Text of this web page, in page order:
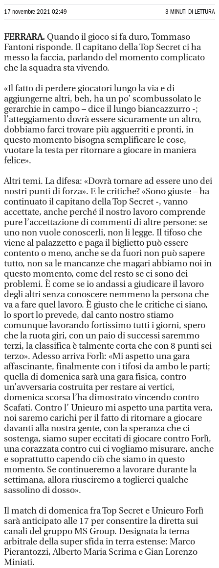
17 novembre 2021 02:49 3 MINUTI DI LETTURA
FERRARA. Quando il gioco si fa duro, Tommaso
Fantoni risponde. Il capitano della Top Secret ci ha
messo la faccia, parlando del momento complicato
che la squadra sta vivendo.
«Il fatto di perdere giocatori lungo la via e di
aggiungerne altri, beh, ha un po’ scombussolato le
gerarchie in campo – dice il lungo biancazzurro -;
l’atteggiamento dovrà essere sicuramente un altro,
dobbiamo farci trovare più agguerriti e pronti, in
questo momento bisogna semplificare le cose,
vuotare la testa per ritornare a giocare in maniera
felice».
Altri temi. La difesa: «Dovrà tornare ad essere uno dei
nostri punti di forza». E le critiche? «Sono giuste – ha
continuato il capitano della Top Secret -, vanno
accettate, anche perché il nostro lavoro comprende
pure l’accettazione di commenti di altre persone: se
uno non vuole conoscerli, non li legge. Il tifoso che
viene al palazzetto e paga il biglietto può essere
contento o meno, anche se da fuori non può sapere
tutto, non sa le mancanze che magari abbiamo noi in
questo momento, come del resto se ci sono dei
problemi. È come se io andassi a giudicare il lavoro
degli altri senza conoscere nemmeno la persona che
va a fare quel lavoro. È giusto che le critiche ci siano,
lo sport lo prevede, dal canto nostro stiamo
comunque lavorando fortissimo tutti i giorni, spero
che la ruota giri, con un paio di successi saremmo
terzi, la classifica è talmente corta che con 8 punti sei
terzo». Adesso arriva Forlì: «Mi aspetto una gara
affascinante, finalmente con i tifosi da ambo le parti;
quella di domenica sarà una gara fisica, contro
un’avversaria costruita per restare ai vertici,
domenica scorsa l’ha dimostrato vincendo contro
Scafati. Contro l’ Unieuro mi aspetto una partita vera,
noi saremo carichi per il fatto di ritornare a giocare
davanti alla nostra gente, con la speranza che ci
sostenga, siamo super eccitati di giocare contro Forlì,
una corazzata contro cui ci vogliamo misurare, anche
e soprattutto capendo ciò che siamo in questo
momento. Se continueremo a lavorare durante la
settimana, allora riusciremo a toglierci qualche
sassolino di dosso».
Il match di domenica fra Top Secret e Unieuro Forlì
sarà anticipato alle 17 per consentire la diretta sui
canali del gruppo MS Group. Designata la terna
arbitrale della super sfida in terra estense: Marco
Pierantozzi, Alberto Maria Scrima e Gian Lorenzo
Miniati.